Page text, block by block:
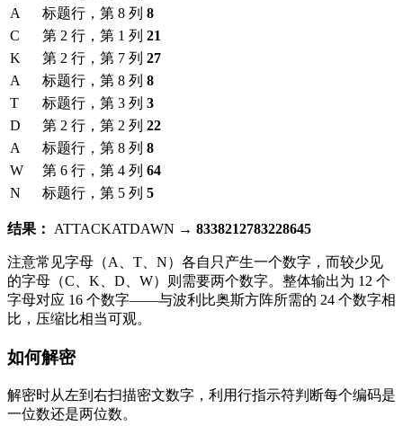
A
标题行，第 8 列 8
C
第 2 行，第 1 列 21
K
第 2 行，第 7 列 27
A
标题行，第 8 列 8
T
标题行，第 3 列 3
D
第 2 行，第 2 列 22
A
标题行，第 8 列 8
W
第 6 行，第 4 列 64
N
标题行，第 5 列 5
结果： ATTACKATDAWN → 8338212783228645
注意常见字母（A、T、N）各自只产生一个数字，而较少见
的字母（C、K、D、W）则需要两个数字。整体输出为 12 个
字母对应 16 个数字——与波利比奥斯方阵所需的 24 个数字相
比，压缩比相当可观。
如何解密
解密时从左到右扫描密文数字，利用行指示符判断每个编码是
一位数还是两位数。